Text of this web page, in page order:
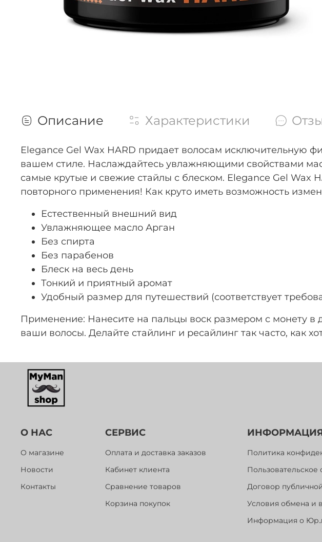
Описание Характеристики
Elegance Gel Wax HARD придает волосам исключительную
вашем стиле. Наслаждайтесь увлажняющими свойствами
самые крутые и свежие стайлы с блеском. Elegance Gel Wax
повторного применения! Как круто иметь возможность
Естественный внешний вид
Увлажняющее масло Арган
Без спирта
Без парабенов
Блеск на весь день
Тонкий и приятный аромат
Удобный размер для путешествий (соответствует
Применение: Нанесите на пальцы воск размером с монету в
ваши волосы. Делайте стайлинг и ресайлинг так часто, как
О НАС
О магазине
Новости
Контакты
СЕРВИС
Оплата и доставка заказов
Кабинет клиента
Сравнение товаров
Корзина покупок
Политика
Пользовательское
Договор
Условия обмена и
Информация о